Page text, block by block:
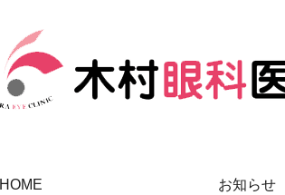
HOME お知らせ